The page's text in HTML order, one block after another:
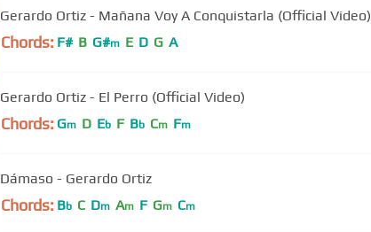
Gerardo Ortiz - Mañana Voy A Conquistarla (Official Video)
Chords: F# B G#m E D G A
Gerardo Ortiz - El Perro (Official Video)
Chords: Gm D Eb F Bb Cm Fm
Dámaso - Gerardo Ortiz
Chords: Bb C Dm Am F Gm Cm